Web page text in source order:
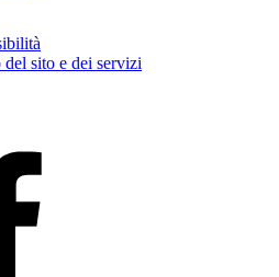
sito e dei servizi